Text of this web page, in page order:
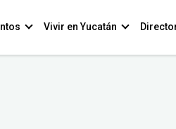
Vivir en Yucatán